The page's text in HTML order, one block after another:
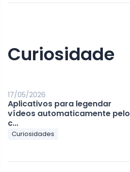
Curiosidade
17/05/2026
Aplicativos para legendar
vídeos automaticamente pelo
c...
Curiosidades